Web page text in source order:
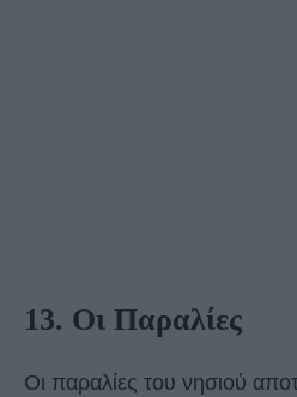
13. Οι Παραλίες
Οι παραλίες του νησιού